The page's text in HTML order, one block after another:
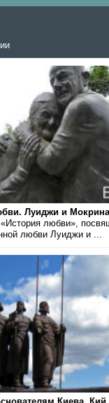
Луиджи и
любви»,
любви Луиджи и ...